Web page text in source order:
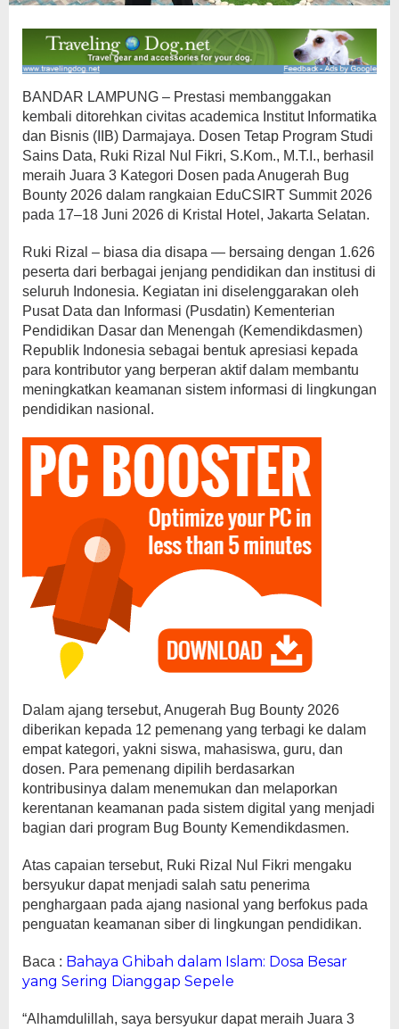
BANDAR LAMPUNG – Prestasi membanggakan
kembali ditorehkan civitas academica Institut Informatika
dan Bisnis (IIB) Darmajaya. Dosen Tetap Program Studi
Sains Data, Ruki Rizal Nul Fikri, S.Kom., M.T.I., berhasil
meraih Juara 3 Kategori Dosen pada Anugerah Bug
Bounty 2026 dalam rangkaian EduCSIRT Summit 2026
pada 17–18 Juni 2026 di Kristal Hotel, Jakarta Selatan.
Ruki Rizal – biasa dia disapa — bersaing dengan 1.626
peserta dari berbagai jenjang pendidikan dan institusi di
seluruh Indonesia. Kegiatan ini diselenggarakan oleh
Pusat Data dan Informasi (Pusdatin) Kementerian
Pendidikan Dasar dan Menengah (Kemendikdasmen)
Republik Indonesia sebagai bentuk apresiasi kepada
para kontributor yang berperan aktif dalam membantu
meningkatkan keamanan sistem informasi di lingkungan
pendidikan nasional.
Dalam ajang tersebut, Anugerah Bug Bounty 2026
diberikan kepada 12 pemenang yang terbagi ke dalam
empat kategori, yakni siswa, mahasiswa, guru, dan
dosen. Para pemenang dipilih berdasarkan
kontribusinya dalam menemukan dan melaporkan
kerentanan keamanan pada sistem digital yang menjadi
bagian dari program Bug Bounty Kemendikdasmen.
Atas capaian tersebut, Ruki Rizal Nul Fikri mengaku
bersyukur dapat menjadi salah satu penerima
penghargaan pada ajang nasional yang berfokus pada
penguatan keamanan siber di lingkungan pendidikan.
Baca : Bahaya Ghibah dalam Islam: Dosa Besar
yang Sering Dianggap Sepele
“Alhamdulillah, saya bersyukur dapat meraih Juara 3